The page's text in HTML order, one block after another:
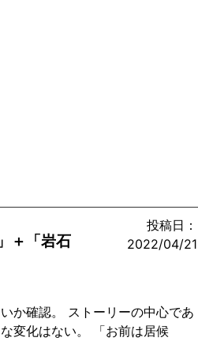
＋「岩石
投稿日：
2022/04/21
か確認。 ストーリーの中心であ
変化はない。 「お前は居候